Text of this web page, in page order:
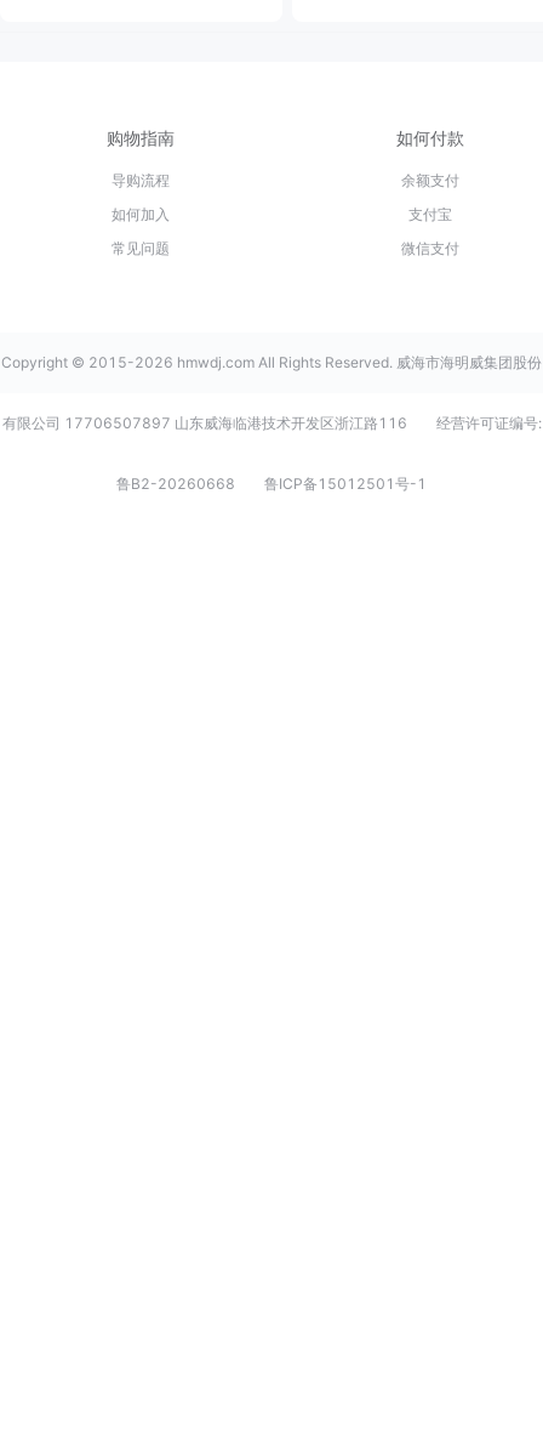
购物指南
导购流程
如何加入
常见问题
如何付款
余额支付
支付宝
微信支付
Copyright © 2015-2026 hmwdj.com All Rights Reserved. 威海市海明威集团股份
有限公司 17706507897 山东威海临港技术开发区浙江路116 经营许可证编号:
鲁B2-20260668 鲁ICP备15012501号-1